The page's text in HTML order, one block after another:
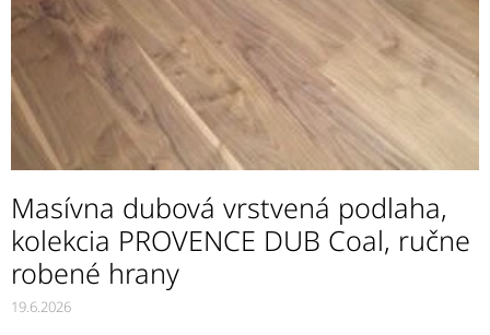
Masívna dubová vrstvená podlaha,
kolekcia PROVENCE DUB Coal, ručne
robené hrany
19.6.2026